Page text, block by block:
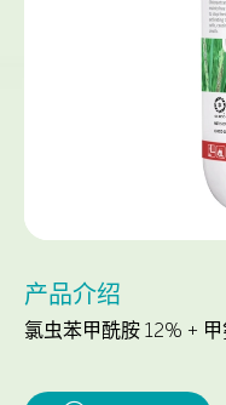
产品介绍
氯虫苯甲酰胺 12% +